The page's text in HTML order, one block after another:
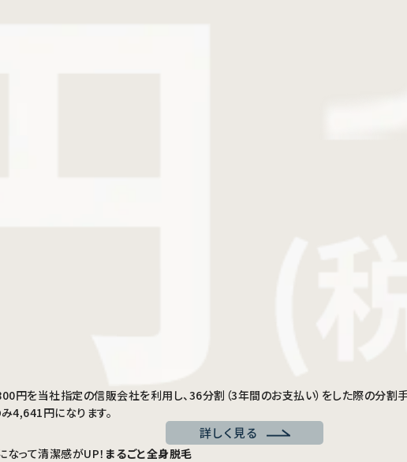
円を当社指定の信販会社を利用し、36分割（3年間のお支払い）をした際の分割
4,641円になります。
詳しく見る
って清潔感がUP！ まるごと全身脱毛